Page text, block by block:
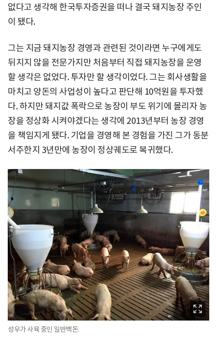
없다고 생각해 한국투자증권을 떠나 결국 돼지농장 주인
이 됐다.
그는 지금 돼지농장 경영과 관련된 것이라면 누구에게도
뒤지지 않을 전문가지만 처음부터 직접 돼지농장을 운영
할 생각은 없었다. 투자만 할 생각이었다. 그는 회사생활을
마치고 양돈의 사업성이 높다고 판단해 10억원을 투자했
다. 하지만 돼지값 폭락으로 농장이 부도 위기에 몰리자 농
장을 정상화 시켜야겠다는 생각에 2013년부터 농장 경영
을 책임지게 됐다. 기업을 경영해 본 경험을 가진 그가 동분
서주한지 3년만에 농장이 정상궤도로 복귀했다.
성우가 사육 중인 일반백돈.